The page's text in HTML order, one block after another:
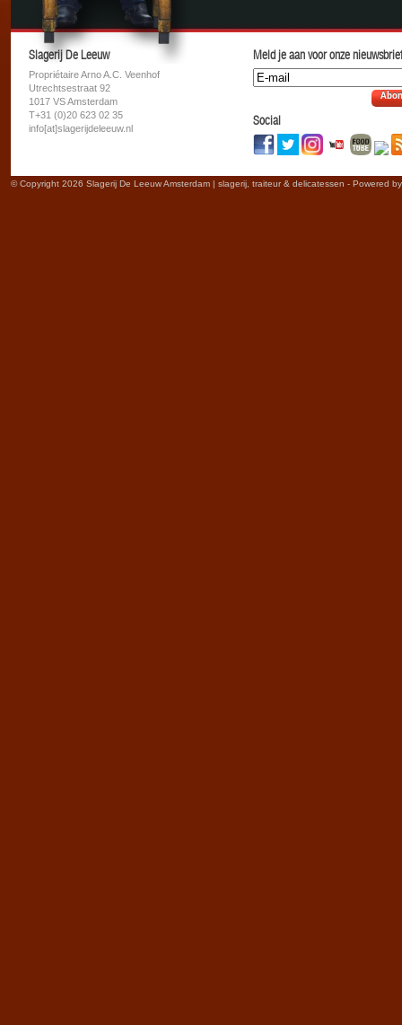
Slagerij De Leeuw
Propriétaire Arno A.C. Veenhof
Utrechtsestraat 92
1017 VS Amsterdam
T+31 (0)20 623 02 35
info[at]slagerijdeleeuw.nl
Meld je aan voor onze
Social
© Copyright 2026 Slagerij De Leeuw Amsterdam | slagerij, traiteur & delicatessen - Powered